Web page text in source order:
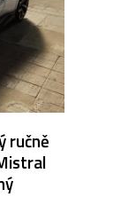
ručně